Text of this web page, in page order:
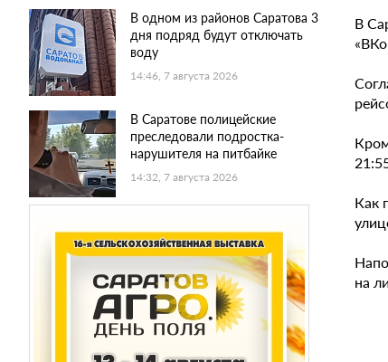
В одном из районов Саратова 3
дня подряд будут отключать
воду
14:46, 7 августа 2026
В Саратове полицейские
преследовали подростка-
нарушителя на питбайке
14:32, 7 августа 2026
В
Как
на